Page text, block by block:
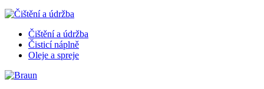
Čištění a údržba
Čisticí náplně
Oleje a spreje